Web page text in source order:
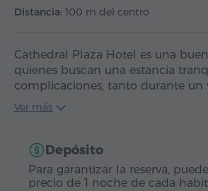
Distancia: 100 m del centro
Cathedral Plaza Hotel es una
quienes buscan una estancia
complicaciones, tanto durante un
Ver más
Depósito
Para garantizar la reserva,
precio de 1 noche de cada